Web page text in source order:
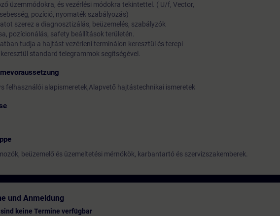
üzemmódokra, és vezérlési módokra tekintettel. ( U/f, Vector,
pozíció, nyomaték szabályozás)
szerez a diagnosztizálás, beüzemelés, szabályzók
pozícionálás, safety beállítások területén.
tudja a hajtást vezérleni terminálon keresztül és terepi
standard telegrammok segítségével.
felhasználói alapismeretek,Alapvető hajtástechnikai ismeretek
beüzemelő és üzemeltetési mérnökök, karbantartó és szervizszakemberek.
und Anmeldung
keine Termine verfügbar